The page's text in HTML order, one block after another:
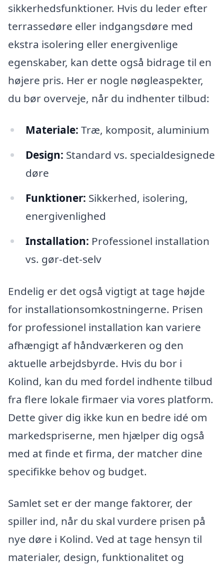
sikkerhedsfunktioner. Hvis du leder efter
terrassedøre eller indgangsdøre med
ekstra isolering eller energivenlige
egenskaber, kan dette også bidrage til en
højere pris. Her er nogle nøgleaspekter,
du bør overveje, når du indhenter tilbud:
Materiale: Træ, komposit, aluminium
Design: Standard vs. specialdesignede
døre
Funktioner: Sikkerhed, isolering,
energivenlighed
Installation: Professionel installation
vs. gør-det-selv
Endelig er det også vigtigt at tage højde
for installationsomkostningerne. Prisen
for professionel installation kan variere
afhængigt af håndværkeren og den
aktuelle arbejdsbyrde. Hvis du bor i
Kolind, kan du med fordel indhente tilbud
fra flere lokale firmaer via vores platform.
Dette giver dig ikke kun en bedre idé om
markedspriserne, men hjælper dig også
med at finde et firma, der matcher dine
specifikke behov og budget.
Samlet set er der mange faktorer, der
spiller ind, når du skal vurdere prisen på
nye døre i Kolind. Ved at tage hensyn til
materialer, design, funktionalitet og